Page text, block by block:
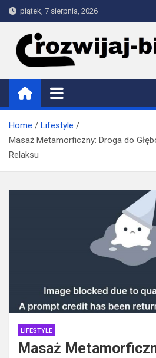
Skip
to
content
piątek, 7 sierpnia, 2026
rozwijaj-biznes.pl
Home
Lifestyle
Masaż Metamorficzny: Droga do
Relaksu
LIFESTYLE
Masaż